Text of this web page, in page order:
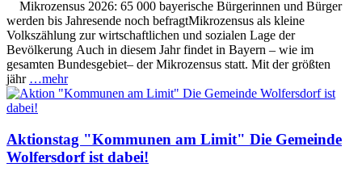
Mikrozensus 2026: 65 000 bayerische Bürgerinnen und Bürger
werden bis Jahresende noch befragtMikrozensus als kleine
Volkszählung zur wirtschaftlichen und sozialen Lage der
Bevölkerung Auch in diesem Jahr findet in Bayern – wie im
gesamten Bundesgebiet– der Mikrozensus statt. Mit der größten
jähr …mehr
Aktionstag "Kommunen am Limit" Die Gemeinde
Wolfersdorf ist dabei!